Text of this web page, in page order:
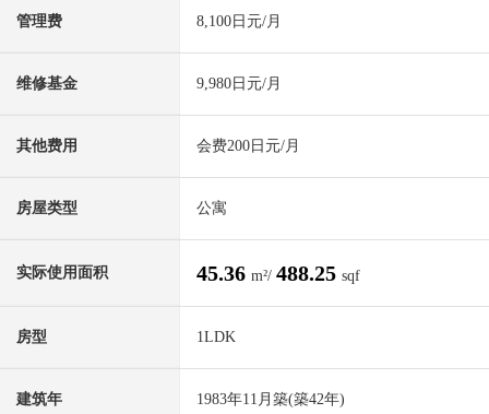
管理费 8,100日元/月
维修基金 9,980日元/月
其他费用 会费200日元/月
房屋类型 公寓
实际使用面积 45.36 m²/ 488.25 sqf
房型 1LDK
建筑年 1983年11月築(築42年)